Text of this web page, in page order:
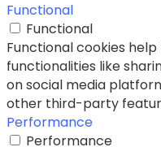
Functional
Functional
Functional cookies
functionalities like
on social media
other third-party
Performance
Performance